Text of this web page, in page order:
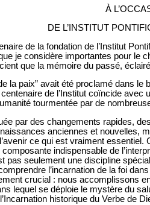
À
DE L’INSTITUT
de la fondation de l’Institut
je considère importantes pour le
que la mémoire du passé,
la paix” avait été proclamé dans
de l’Institut coïncide
tourmentée par de
par des changements rapides,
anciennes et nouvelles,
ce qui est vraiment
composante indispensable de
pas seulement une discipline
l’incarnation de la foi
crucial : nous accomplissons
lequel se déploie le mystère du
historique du Verbe de